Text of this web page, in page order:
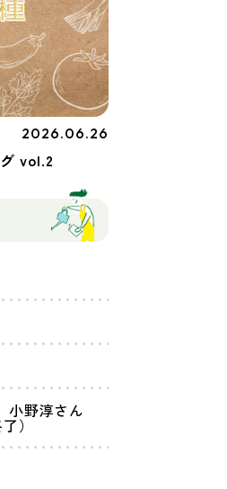
2026.06.26
vol.2
小野淳さん
）